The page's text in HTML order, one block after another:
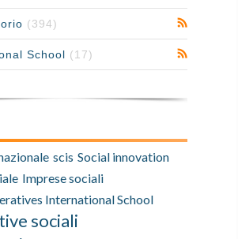
(394)
School (17)
scis Social innovation
Imprese sociali
International School
sociali